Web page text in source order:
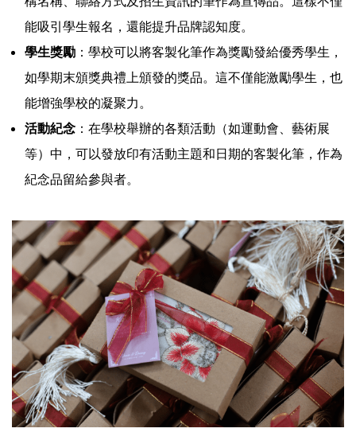
能吸引學生報名，還能提升品牌認知度。
學生獎勵 ：學校可以將客製化筆作為獎勵發給優秀學生，
如學期末頒獎典禮上頒發的獎品。這不僅能激勵學生，也
能增強學校的凝聚力。
活動紀念 ：在學校舉辦的各類活動（如運動會、藝術展
等）中，可以發放印有活動主題和日期的客製化筆，作為
紀念品留給參與者。